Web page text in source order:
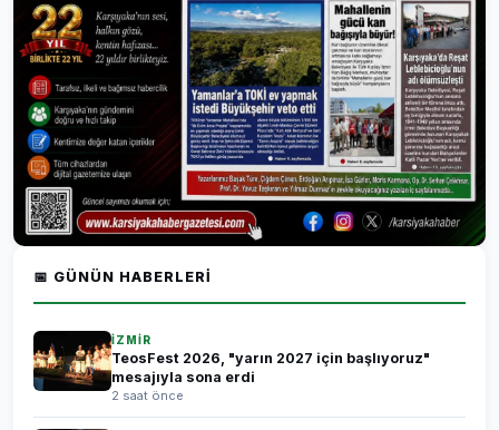
📅 GÜNÜN HABERLERI
İZMİR
TeosFest 2026, "yarın 2027 için başlıyoruz"
mesajıyla sona erdi
2 saat önce